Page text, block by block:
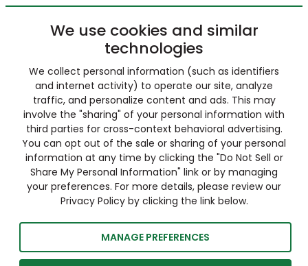
We use cookies and similar
technologies
We collect personal information (such as identifiers
and internet activity) to operate our site, analyze
traffic, and personalize content and ads. This may
involve the "sharing" of your personal information with
third parties for cross-context behavioral advertising.
You can opt out of the sale or sharing of your personal
information at any time by clicking the "Do Not Sell or
Share My Personal Information" link or by managing
your preferences. For more details, please review our
Privacy Policy by clicking the link below.
MANAGE PREFERENCES